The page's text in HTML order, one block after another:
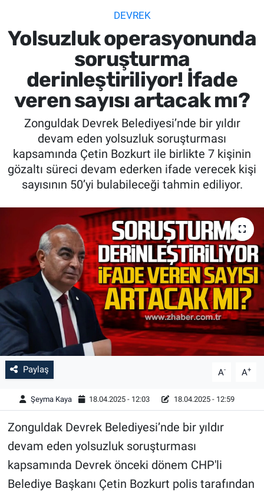
DEVREK
Yolsuzluk operasyonunda
soruşturma
derinleştiriliyor! İfade
veren sayısı artacak mı?
Zonguldak Devrek Belediyesi’nde bir yıldır
devam eden yolsuzluk soruşturması
kapsamında Çetin Bozkurt ile birlikte 7 kişinin
gözaltı süreci devam ederken ifade verecek kişi
sayısının 50’yi bulabileceği tahmin ediliyor.
Paylaş A- A+
Şeyma Kaya 18.04.2025 - 12:03 18.04.2025 - 12:59
Zonguldak Devrek Belediyesi’nde bir yıldır
devam eden yolsuzluk soruşturması
kapsamında Devrek önceki dönem CHP'li
Belediye Başkanı Çetin Bozkurt polis tarafından
SAĞLIK